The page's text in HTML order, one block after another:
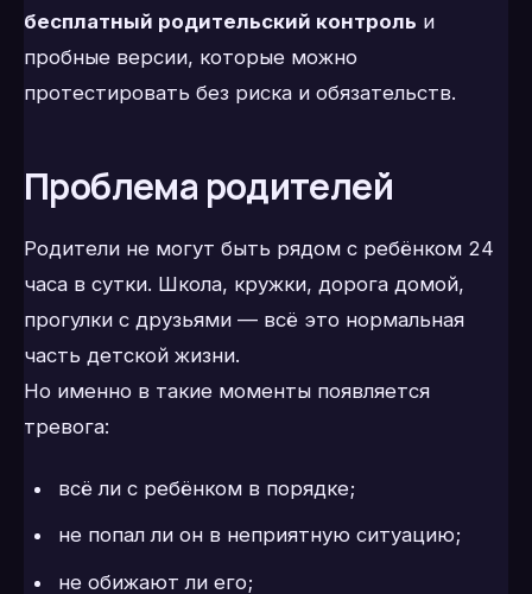
бесплатный родительский контроль и
пробные версии, которые можно
протестировать без риска и обязательств.
Проблема родителей
Родители не могут быть рядом с ребёнком 24
часа в сутки. Школа, кружки, дорога домой,
прогулки с друзьями — всё это нормальная
часть детской жизни.
Но именно в такие моменты появляется
тревога:
всё ли с ребёнком в порядке;
не попал ли он в неприятную ситуацию;
не обижают ли его;